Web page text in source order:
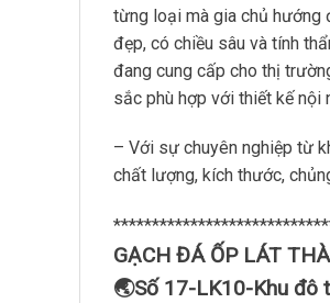
từng loại mà gia chủ hướng
đẹp, có chiều sâu và tính
đang cung cấp cho thị
sắc phù hợp với thiết kế nội
– Với sự chuyên nghiệp từ
chất lượng, kích thước,
GẠCH ĐÁ ỐP LÁT
🌏Số 17-LK10-Khu đô